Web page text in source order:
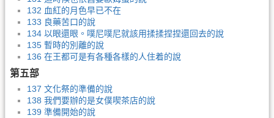
132 血紅的月色早已不在
133 良藥苦口的說
134 以眼還眼。噗尼噗尼就該用揉揉捏捏還回去的說
135 暫時的別離的說
136 在王都可是有各種各樣的人住着的說
第五部
137 文化祭的準備的說
138 我們要辦的是女僕喫茶店的說
139 準備開始的說